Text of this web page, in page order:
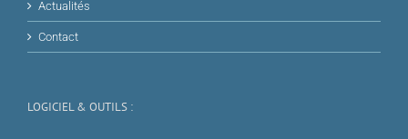
Actualités
Contact
LOGICIEL & OUTILS :